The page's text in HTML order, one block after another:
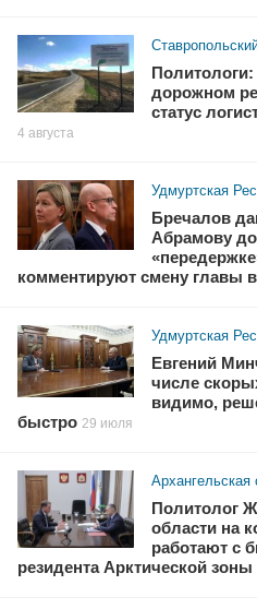
дорожном
статус
4 августа
Удмуртская
Бречалов
Абрамову
комментируют смену главы
Удмуртская
Евгений
числе
видимо,
быстро 29 июля
Архангельская
Политолог
области на
работают с
резидента Арктической зоны